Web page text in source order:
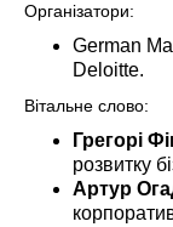
Організатори:
German
Deloitte.
Вітальне слово:
Грегорі
розвитку
Артур